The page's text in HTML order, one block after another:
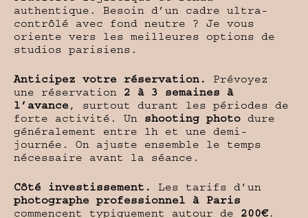
authentique. Besoin d’un cadre ultra-
contrôlé avec fond neutre ? Je vous
oriente vers les meilleures options de
studios parisiens.
Anticipez votre réservation.
Prévoyez
une réservation 2 à 3 semaines à
l’avance, surtout durant les périodes de
forte activité. Un shooting photo dure
généralement entre 1h et une demi-
journée. On ajuste ensemble le temps
nécessaire avant la séance.
Côté investissement.
Les tarifs d’un
photographe professionnel à Paris
commencent typiquement autour de 200€ .